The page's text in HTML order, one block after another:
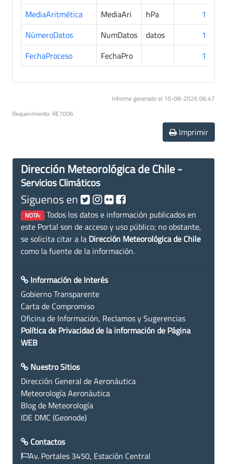
MediaAritmética
MediaAri hPa
12
NúmeroDatos
NumDatos datos
12
FechaProceso
FechaPro 12
Informe generado el 10-08-2026 06:47
Requerimiento: RE7006
Imprimir
Dirección Meteorológica de Chile -
Servicios Climáticos
Siguenos en
NOTA: Todos los datos e información publicados en
este Portal son de acceso y uso público; no obstante,
se solicita citar a la Dirección Meteorológica de Chile
como la fuente de la información.
Información de Interés
Gobierno Transparente
Carta de Compromiso
Oficina de Información, Reclamos y Sugerencias
Política de Privacidad de la información de Página
WEB
Nuestro Sitios
Dirección General de Aeronáutica
Meteorología Aeronáutica
Blog de Meteorología
IDE DMC (Geonode)
Contactos
Av. Portales 3450, Estación Central